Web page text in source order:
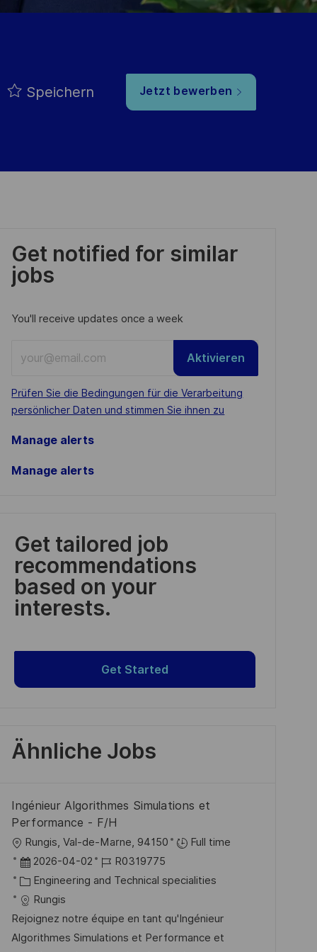
Speichern Jetzt bewerben
Get notified for similar
jobs
You'll receive updates once a week
Email
address
(Required)
Required
Prüfen Sie die Bedingungen für die Verarbeitung
persönlicher Daten und stimmen Sie ihnen zu
Aktivieren
Manage alerts
Manage alerts
Get tailored job
recommendations
based on your
interests.
Get Started
Ähnliche Jobs
Ingénieur Algorithmes Simulations et
Performance - F/H
O
r
t
Rungis, Val-de-Marne, 94150
Full time
D
a
t
u
m
2026-04-02
J
o
-
I
R0319775
K
a
t
e
Engineering and Technical specialities
Rungis
Rejoignez notre équipe en tant qu'Ingénieur
Algorithmes Simulations et Performance et